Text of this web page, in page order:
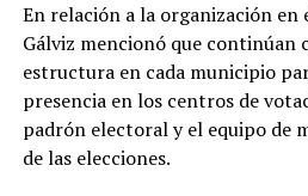
En relación a la organización en
Gálviz mencionó que continúan
estructura en cada municipio
presencia en los centros de
padrón electoral y el equipo de
de las elecciones.